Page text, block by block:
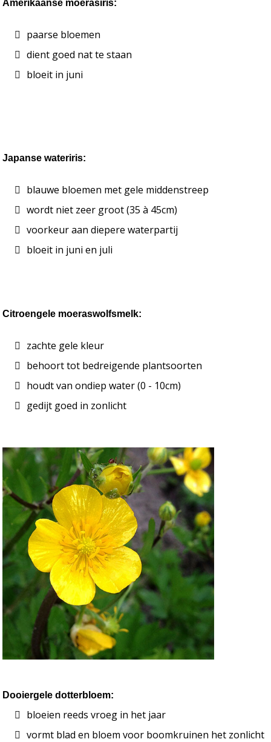
Amerikaanse moerasiris:
paarse bloemen
dient goed nat te staan
bloeit in juni
Japanse wateriris:
blauwe bloemen met gele middenstreep
wordt niet zeer groot (35 à 45cm)
voorkeur aan diepere waterpartij
bloeit in juni en juli
Citroengele moeraswolfsmelk:
zachte gele kleur
behoort tot bedreigende plantsoorten
houdt van ondiep water (0 - 10cm)
gedijt goed in zonlicht
Dooiergele dotterbloem:
bloeien reeds vroeg in het jaar
vormt blad en bloem voor boomkruinen het zonlicht